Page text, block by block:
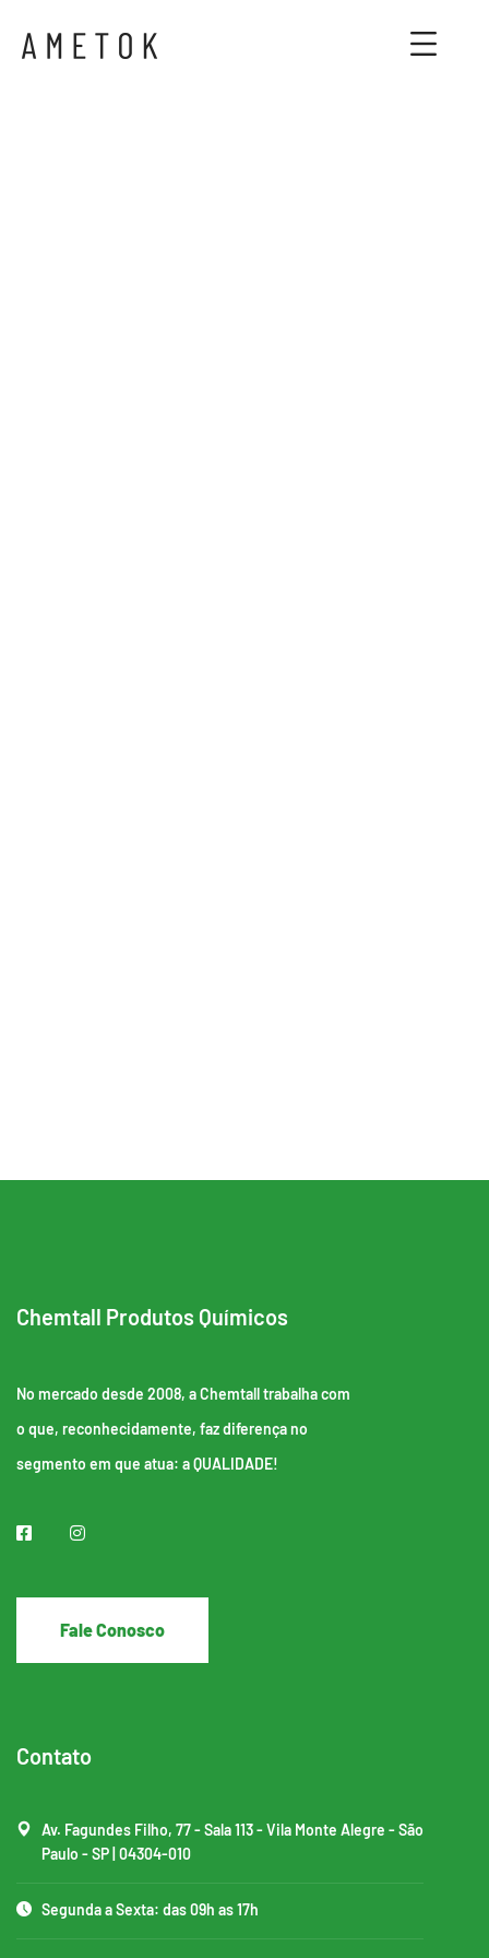
Chemtall Produtos Químicos
No mercado desde 2008, a Chemtall trabalha com
o que, reconhecidamente, faz diferença no
segmento em que atua: a QUALIDADE!
Fale Conosco
Contato
Av. Fagundes Filho, 77 - Sala 113 - Vila Monte Alegre - São
Paulo - SP | 04304-010
Segunda a Sexta: das 09h as 17h